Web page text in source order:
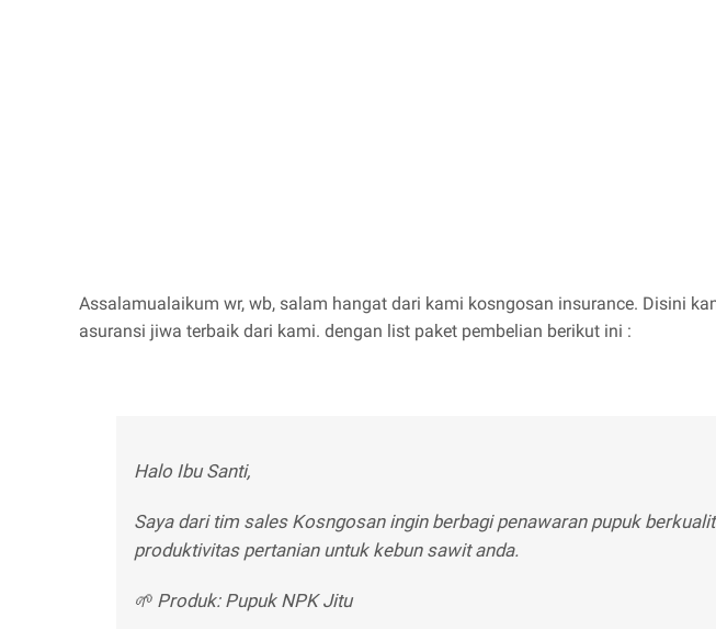
Assalamualaikum wr, wb, salam hangat dari kami kosngosan insurance. Disini
asuransi jiwa terbaik dari kami. dengan list paket pembelian berikut ini :
Halo Ibu Santi,
Saya dari tim sales Kosngosan ingin berbagi penawaran pupuk
produktivitas pertanian untuk kebun sawit anda.
🌱 Produk: Pupuk NPK Jitu